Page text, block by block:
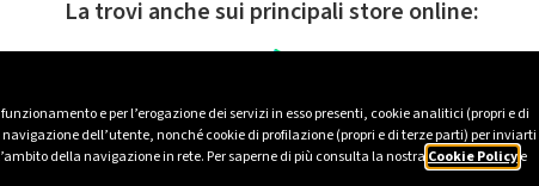
e per l’erogazione dei servizi in esso presenti, cookie analitici (propri e di
dell’utente, nonché cookie di profilazione (propri e di terze parti) per inviarti
della navigazione in rete. Per saperne di più consulta la nostra Cookie Policye
La trovi anche sui principali store online: